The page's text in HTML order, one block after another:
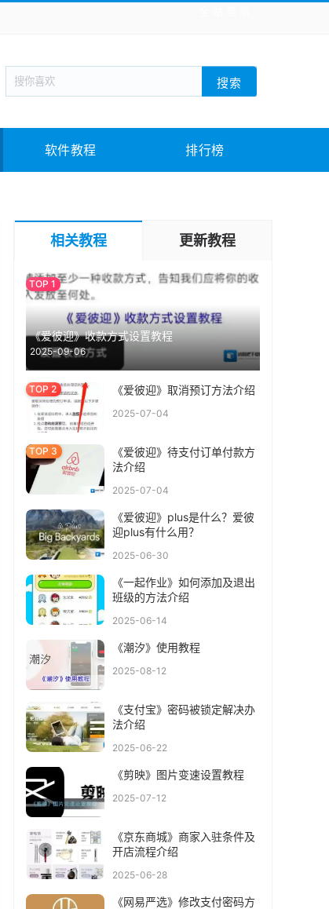
闻阅读 旅游出行 生活实用
合网游 战棋游戏 枪战射击
教学 游戏娱乐 系统软件 素材下载
搜索
软件教程 排行榜
相关教程 更新教程
《爱彼迎》收款方式设置教程
2025-09-06
《爱彼迎》取消预订方法介绍
2025-07-04
《爱彼迎》待支付订单付款方
法介绍
2025-07-04
《爱彼迎》plus是什么？爱彼
迎plus有什么用？
2025-06-30
《一起作业》如何添加及退出
班级的方法介绍
2025-06-14
《潮汐》使用教程
2025-08-12
《支付宝》密码被锁定解决办
法介绍
2025-06-22
《剪映》图片变速设置教程
2025-07-12
《京东商城》商家入驻条件及
开店流程介绍
2025-06-28
《网易严选》修改支付密码方